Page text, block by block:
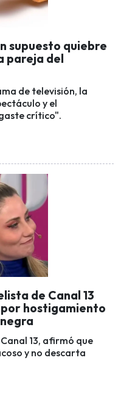
supuesto quiebre
pareja del
de televisión, la
y el
crítico".
de Canal 13
hostigamiento
13, afirmó que
y no descarta